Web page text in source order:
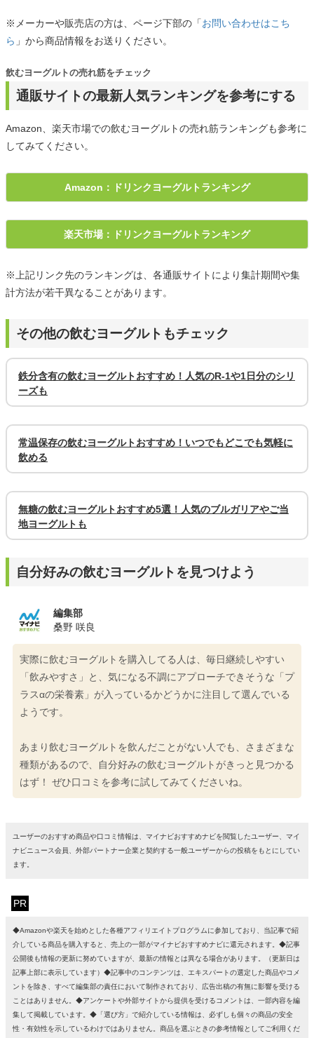
※メーカーや販売店の方は、ページ下部の「お問い合わせはこち
ら 」から商品情報をお送りください。
通販サイトの最新人気ランキングを参考にする
飲むヨーグルトの売れ筋をチェック
Amazon、楽天市場での飲むヨーグルトの売れ筋ランキングも参考に
してみてください。
Amazon：ドリンクヨーグルトランキング
楽天市場：ドリンクヨーグルトランキング
※上記リンク先のランキングは、各通販サイトにより集計期間や集
計方法が若干異なることがあります。
その他の飲むヨーグルトもチェック
鉄分含有の飲むヨーグルトおすすめ！人気のR-1や1日分のシリ
ーズも
常温保存の飲むヨーグルトおすすめ！いつでもどこでも気軽に
飲める
無糖の飲むヨーグルトおすすめ5選！人気のブルガリアやご当
地ヨーグルトも
自分好みの飲むヨーグルトを見つけよう
編集部
桑野 咲良
実際に飲むヨーグルトを購入してる人は、毎日継続しやすい
「飲みやすさ」と、気になる不調にアプローチできそうな「プ
ラスαの栄養素」が入っているかどうかに注目して選んでいる
ようです。
あまり飲むヨーグルトを飲んだことがない人でも、さまざまな
種類があるので、自分好みの飲むヨーグルトがきっと見つかる
はず！ ぜひ口コミを参考に試してみてくださいね。
ユーザーのおすすめ商品や口コミ情報は、マイナビおすすめナビを閲覧したユーザー、マイ
ナビニュース会員、外部パートナー企業と契約する一般ユーザーからの投稿をもとにしてい
ます。
PR
◆Amazonや楽天を始めとした各種アフィリエイトプログラムに参加しており、当記事で紹
介している商品を購入すると、売上の一部がマイナビおすすめナビに還元されます。◆記事
公開後も情報の更新に努めていますが、最新の情報とは異なる場合があります。（更新日は
記事上部に表示しています）◆記事中のコンテンツは、エキスパートの選定した商品やコメ
ントを除き、すべて編集部の責任において制作されており、広告出稿の有無に影響を受ける
ことはありません。◆アンケートや外部サイトから提供を受けるコメントは、一部内容を編
集して掲載しています。◆「選び方」で紹介している情報は、必ずしも個々の商品の安全
性・有効性を示しているわけではありません。商品を選ぶときの参考情報としてご利用くだ